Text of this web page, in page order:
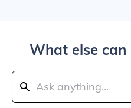
What else can